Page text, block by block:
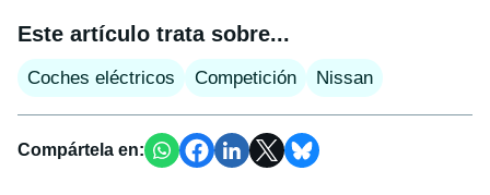
Este artículo trata sobre...
Coches eléctricos Competición Nissan
Compártela en: